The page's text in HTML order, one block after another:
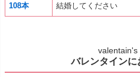
108本 結婚してください
valentain's
バレンタインに